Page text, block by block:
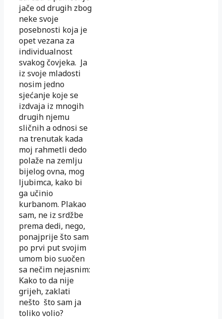
jače od drugih zbog
neke svoje
posebnosti koja je
opet vezana za
individualnost
svakog čovjeka. Ja
iz svoje mladosti
nosim jedno
sjećanje koje se
izdvaja iz mnogih
drugih njemu
sličnih a odnosi se
na trenutak kada
moj rahmetli dedo
polaže na zemlju
bijelog ovna, mog
ljubimca, kako bi
ga učinio
kurbanom. Plakao
sam, ne iz srdžbe
prema dedi, nego,
ponajprije što sam
po prvi put svojim
umom bio suočen
sa nečim nejasnim:
Kako to da nije
grijeh, zaklati
nešto što sam ja
toliko volio?